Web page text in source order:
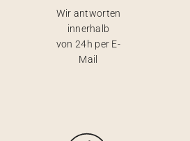
Wir antworten
innerhalb
von 24h per E-
Mail